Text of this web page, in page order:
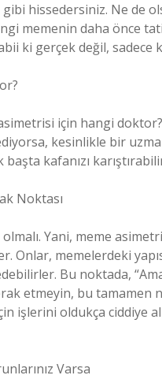
hissedersiniz. Ne de
memenin daha önce
ki gerçek değil, sadece
için hangi
kesinlikle bir
kafanızı
Noktası
Yani, meme
Onlar, memelerdeki
Bu noktada,
etmeyin, bu tamamen
işlerini oldukça ciddiye
Varsa